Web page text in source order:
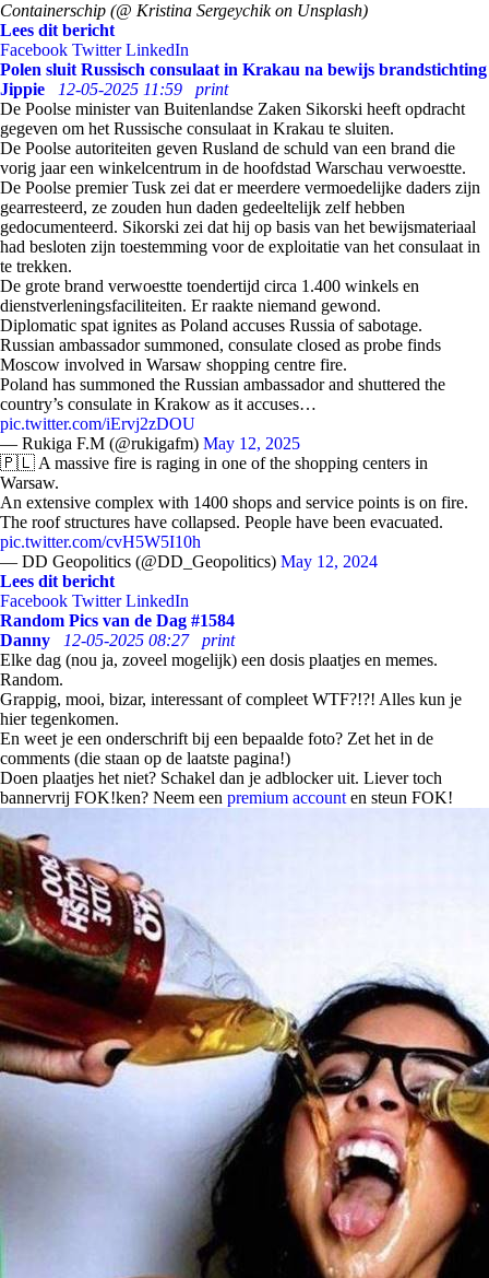
Containerschip (@ Kristina Sergeychik on Unsplash)
Lees dit bericht
Facebook Twitter LinkedIn
Polen sluit Russisch consulaat in Krakau na bewijs brandstichting
Jippie
12-05-2025 11:59
print
De Poolse minister van Buitenlandse Zaken Sikorski heeft opdracht
gegeven om het Russische consulaat in Krakau te sluiten.
De Poolse autoriteiten geven Rusland de schuld van een brand die
vorig jaar een winkelcentrum in de hoofdstad Warschau verwoestte.
De Poolse premier Tusk zei dat er meerdere vermoedelijke daders zijn
gearresteerd, ze zouden hun daden gedeeltelijk zelf hebben
gedocumenteerd. Sikorski zei dat hij op basis van het bewijsmateriaal
had besloten zijn toestemming voor de exploitatie van het consulaat in
te trekken.
De grote brand verwoestte toendertijd circa 1.400 winkels en
dienstverleningsfaciliteiten. Er raakte niemand gewond.
Diplomatic spat ignites as Poland accuses Russia of sabotage.
Russian ambassador summoned, consulate closed as probe finds
Moscow involved in Warsaw shopping centre fire.
Poland has summoned the Russian ambassador and shuttered the
country’s consulate in Krakow as it accuses…
pic.twitter.com/iErvj2zDOU
— Rukiga F.M (@rukigafm) May 12, 2025
🇵🇱 A massive fire is raging in one of the shopping centers in
Warsaw.
An extensive complex with 1400 shops and service points is on fire.
The roof structures have collapsed. People have been evacuated.
pic.twitter.com/cvH5W5I10h
— DD Geopolitics (@DD_Geopolitics) May 12, 2024
Lees dit bericht
Facebook Twitter LinkedIn
Random Pics van de Dag #1584
Danny
12-05-2025 08:27
print
Elke dag (nou ja, zoveel mogelijk) een dosis plaatjes en memes.
Random.
Grappig, mooi, bizar, interessant of compleet WTF?!?! Alles kun je
hier tegenkomen.
En weet je een onderschrift bij een bepaalde foto? Zet het in de
comments (die staan op de laatste pagina!)
Doen plaatjes het niet? Schakel dan je adblocker uit. Liever toch
bannervrij FOK!ken? Neem een premium account en steun FOK!